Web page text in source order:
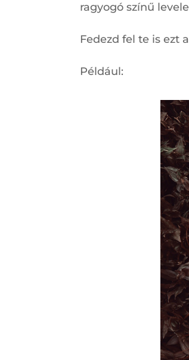
ragyogó színű
Fedezd fel te is ezt
Például: